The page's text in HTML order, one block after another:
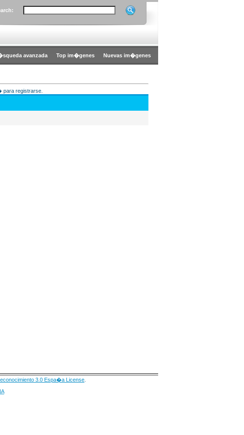
avanzada Top im�genes Nuevas im�genes
registrarse.
3.0 Espa�a License